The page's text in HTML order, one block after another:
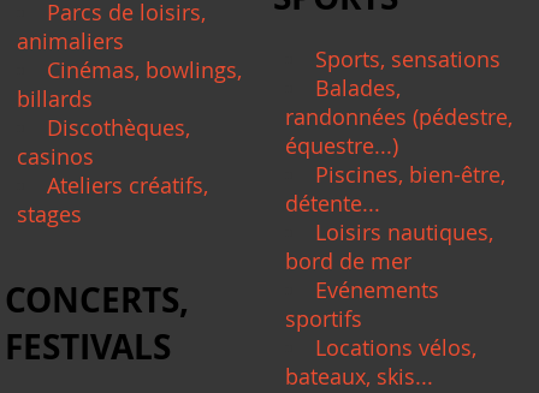
Parcs de loisirs,
animaliers
Cinémas, bowlings,
billards
Discothèques,
casinos
Ateliers créatifs,
stages
Sports, sensations
Balades,
randonnées (pédestre,
équestre...)
Piscines, bien-être,
détente...
Loisirs nautiques,
bord de mer
Evénements
sportifs
Locations vélos,
bateaux, skis...
CONCERTS,
FESTIVALS